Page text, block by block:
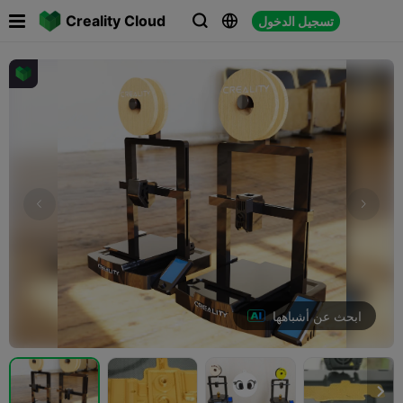
Creality Cloud   تسجيل الدخول
ابحث عن أشباهها
